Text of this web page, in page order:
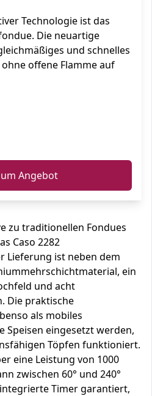
Technologie ist das
Die neuartige
und schnelles
offene Flamme auf
Angebot
zu traditionellen Fondues
Caso 2282
Lieferung ist neben dem
ein
und acht
Die praktische
als mobiles
Speisen eingesetzt werden,
Töpfen funktioniert.
eine Leistung von 1000
zwischen 60° und 240°
Timer garantiert,